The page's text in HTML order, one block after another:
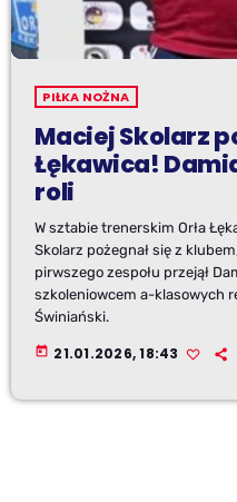
PIŁKA NOŻNA
Maciej Skolarz
Łękawica!
roli
W sztabie trenerskim Orła
Skolarz pożegnał się z
pirwszego zespołu przejął
szkoleniowcem a-klasowych
Świniański.
today 21.01.2026, 18:43